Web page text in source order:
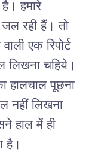
हमारे
जल रही हैं। तो
एक रिपोर्ट
लिखना चहिये।
हालचाल पूछना
नहीं लिखना
हाल में ही
है।